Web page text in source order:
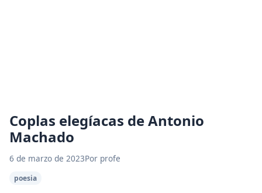
Coplas elegíacas de Antonio
Machado
6 de marzo de 2023Por profe
poesia